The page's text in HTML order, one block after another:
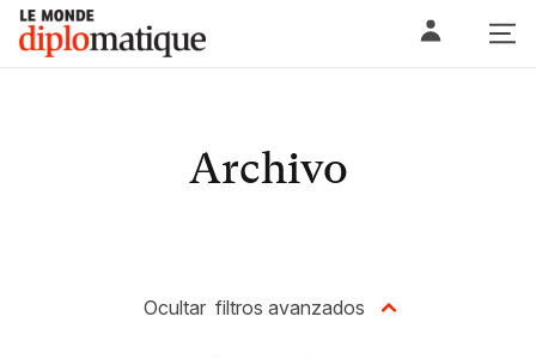
Skip
content
Le monde diplomatique
Archivo
Ocultar filtros avanzados